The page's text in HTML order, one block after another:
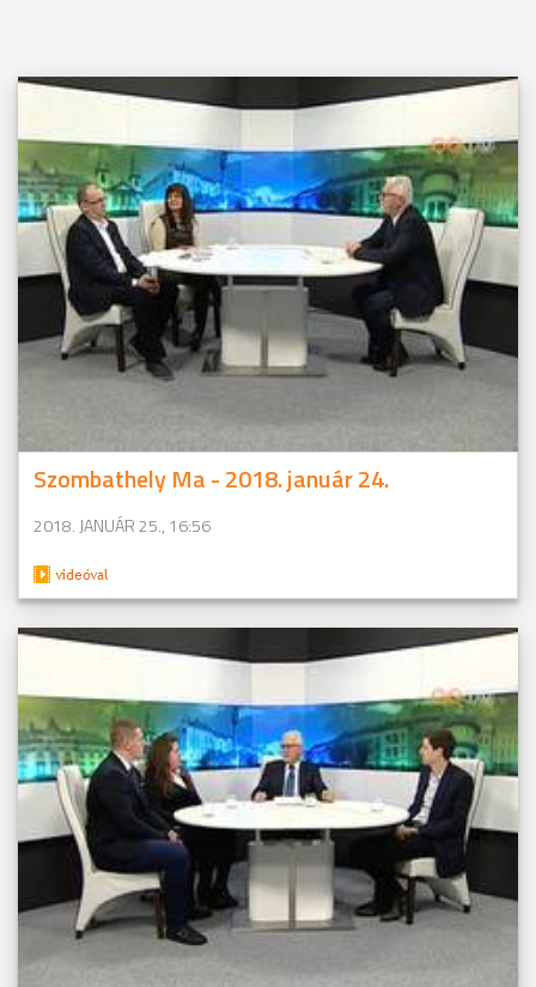
Szombathely Ma - 2018. január 24.
2018. JANUÁR 25., 16:56